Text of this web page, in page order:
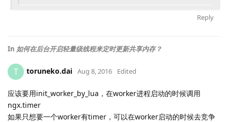
Reply
In 如何在后台开启轻量级线程来定时更新共享内存？
T toruneko.dai Aug 8, 2016 Edited
应该要用init_worker_by_lua，在worker进程启动的时候调用
ngx.timer
如果只想要一个worker有timer，可以在worker启动的时候去竞争